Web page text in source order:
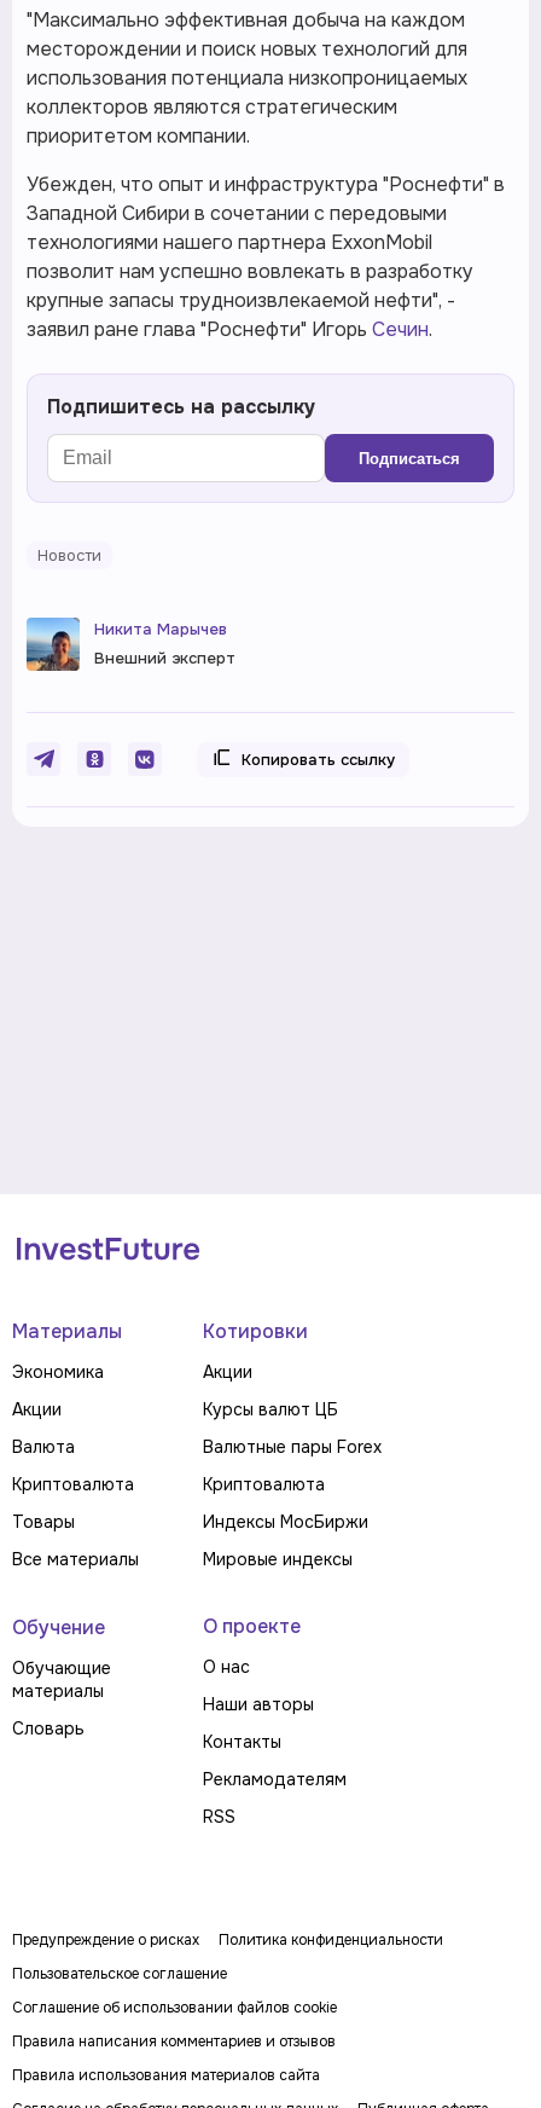
"Максимально эффективная добыча на каждом
месторождении и поиск новых технологий для
использования потенциала низкопроницаемых
коллекторов являются стратегическим
приоритетом компании.
Убежден, что опыт и инфраструктура "Роснефти" в
Западной Сибири в сочетании с передовыми
технологиями нашего партнера ExxonMobil
позволит нам успешно вовлекать в разработку
крупные запасы трудноизвлекаемой нефти", -
заявил ране глава "Роснефти" Игорь Сечин.
Подпишитесь на рассылку
Подписаться
Новости
Никита Марычев
Внешний эксперт
Копировать ссылку
Материалы
Экономика
Акции
Валюта
Криптовалюта
Товары
Все материалы
Котировки
Акции
Курсы валют ЦБ
Валютные пары Forex
Криптовалюта
Индексы МосБиржи
Мировые индексы
Обучение
Обучающие
материалы
Словарь
О проекте
О нас
Наши авторы
Контакты
Рекламодателям
RSS
Предупреждение о рисках
Политика конфиденциальности
Пользовательское соглашение
Соглашение об использовании файлов cookie
Правила написания комментариев и отзывов
Правила использования материалов сайта